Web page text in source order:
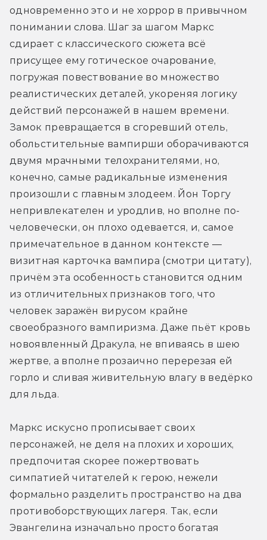
одновременно это и не хоррор в привычном
понимании слова. Шаг за шагом Маркс
сдирает с классического сюжета всё
присущее ему готическое очарование,
погружая повествование во множество
реалистических деталей, укореняя логику
действий персонажей в нашем времени.
Замок превращается в сгоревший отель,
обольстительные вампирши оборачиваются
двумя мрачными телохранителями, но,
конечно, самые радикальные изменения
произошли с главным злодеем. Йон Торгу
непривлекателен и уродлив, но вполне по-
человечески, он плохо одевается, и, самое
примечательное в данном контексте —
визитная карточка вампира (смотри цитату),
причём эта особенность становится одним
из отличительных признаков того, что
человек заражён вирусом крайне
своеобразного вампиризма. Даже пьёт кровь
новоявленный Дракула, не впиваясь в шею
жертве, а вполне прозаично перерезая ей
горло и сливая живительную влагу в ведёрко
для льда.
Маркс искусно прописывает своих
персонажей, не деля на плохих и хороших,
предпочитая скорее пожертвовать
симпатией читателей к герою, нежели
формально разделить пространство на два
противоборствующих лагеря. Так, если
Эвангелина изначально просто богатая